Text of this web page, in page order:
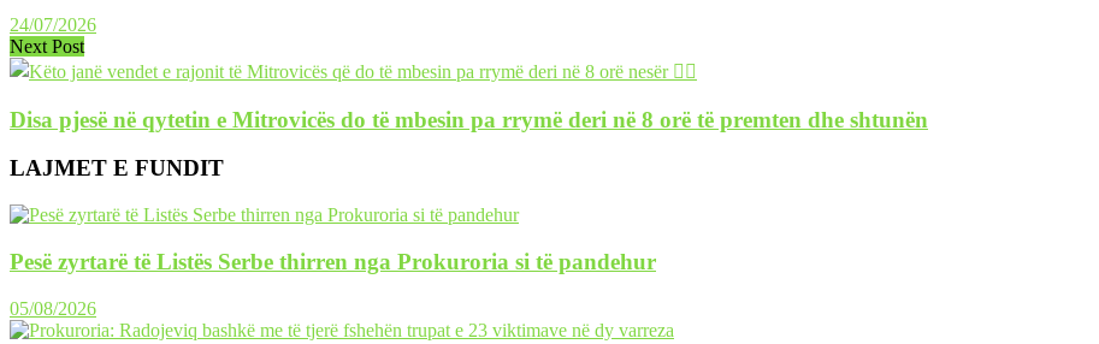
24/07/2026
Next Post
Disa pjesë në qytetin e Mitrovicës do të mbesin pa rrymë deri në 8 orë të premten dhe shtunën
LAJMET E FUNDIT
Pesë zyrtarë të Listës Serbe thirren nga Prokuroria si të pandehur
05/08/2026